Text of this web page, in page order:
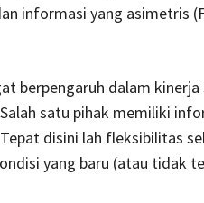
informasi yang asimetris
berpengaruh dalam
Salah satu pihak memiliki
disini lah fleksibilitas
yang baru (atau tidak